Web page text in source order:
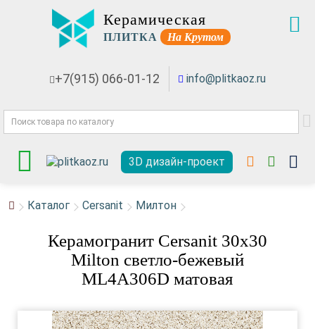
Керамическая
ПЛИТКА На Крутом
+7(915) 066-01-12 info@plitkaoz.ru
3D дизайн-проект
Каталог Cersanit Милтон
Керамогранит Cersanit 30x30
Milton светло-бежевый
ML4A306D матовая